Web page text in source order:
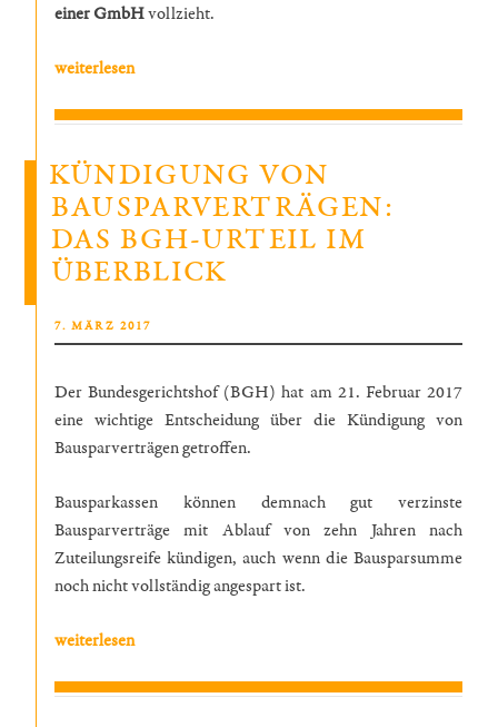
einer GmbHvollzieht.
„Die
einer
–
wie
läuft
sie
weiterlesen
KÜNDIGUNG VON
BAUSPARVERTRÄGEN:
DAS BGH-URTEIL IM
ÜBERBLICK
VERÖFFENTLICHT
7. MÄRZ 2017
Der Bundesgerichtshof (BGH) hat am 21. Februar 2017
eine wichtige Entscheidung über die Kündigung von
Bausparverträgen getroffen.
Bausparkassen können demnach gut verzinste
Bausparverträge mit Ablauf von zehn Jahren nach
Zuteilungsreife kündigen, auch wenn die Bausparsumme
noch nicht vollständig angespart ist.
„Kündigung
Bausparverträgen:
weiterlesen